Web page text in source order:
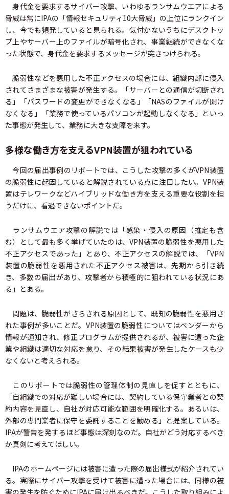
身代金を要求するサイバー攻撃、いわゆるランサムウエアによる
脅威は常にIPAの「情報セキュリティ10大脅威」の上位にランクイン
し、今でも頻発していると見られる。気付かないうちにデスクトッ
プ上やサーバー上のファイルが暗号化され、事業継続ができなくな
った状態で、身代金を要求するメッセージが突きつけられる。
脆弱性などを悪用した不正アクセスの場合には、組織内部に侵入
されてさまざまな被害が発生する。「サーバーとの通信が切断され
る」「パスワードの変更ができなくなる」「NASのファイルが開け
なくなる」「業務で使っているパソコンが起動しなくなる」といっ
た事態が発生して、業務に大きな支障を来す。
多様な働き方を支えるVPN装置が狙われている
今回の届出事例のリポートでは、こうした攻撃の多くがVPN装置
の脆弱性に起因していると解説されている点に注目したい。VPN装
置はテレワークなどハイブリッドな働き方を支える重要な役割を担
うだけに、看過できないポイントだ。
ランサムウエア攻撃の解説では「感染・侵入の原因（推定も含
む）として最も多く挙げていたのは、VPN装置の脆弱性を悪用した
不正アクセスであった」とあり、不正アクセスの解説では、「VPN
装置の脆弱性を悪用された不正アクセス被害は、先期から引き続
き、多数の届出があり、攻撃者から積極的に狙われている状況にあ
る」とある。
問題は、脆弱性がさらされる原因として、既知の脆弱性を悪用さ
れた事例が多いことだ。VPN装置の脆弱性についてはベンダーから
情報が通知され、修正プログラムが提供されるが、被害に遭った企
業や組織は適切な対応を怠り、その結果被害が発生したケースも少
なくないと考えられる。
このリポートでは脆弱性の管理体制の見直しを促すとともに、
「自組織での対応が難しい場合には、契約している保守業者との契
約内容を見直し、自社が対応可能な範囲を明確化する。あるいは、
外部の専門業者に保守を委託することを勧める」と提案している。
IPAが警告を発するほど事態は深刻なのだ。自社がどう対応するべき
か真剣に考えてほしい。
IPAのホームページには被害に遭った際の届出様式が紹介されてい
る。実際にサイバー攻撃を受けて被害に遭った場合には、同様の被